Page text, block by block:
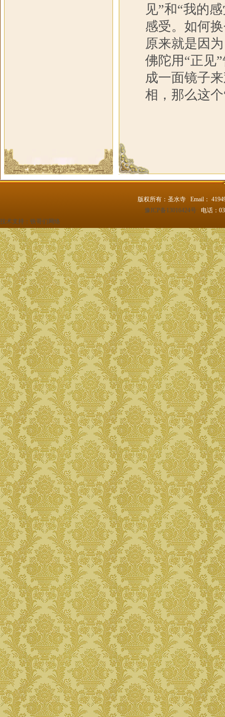
见”和“我的
感受。如何
原来就是因
佛陀用“正见
成一面镜子
相，那么这
版权所有：圣水寺 Email：
豫ICP备13016424号 电话：
技术支持： 铁哥们网络